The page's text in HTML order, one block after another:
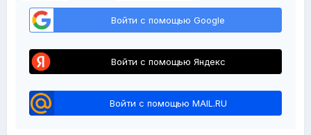
Войти с помощью Google
Войти с помощью Яндекс
Войти с помощью MAIL.RU